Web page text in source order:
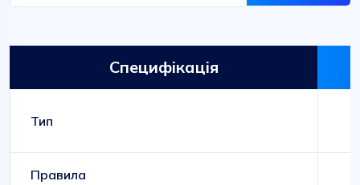
Специфікація
Тип
Правила